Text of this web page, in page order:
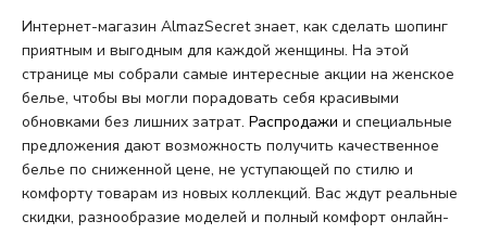
Интернет-магазин AlmazSecret знает, как сделать шопинг
приятным и выгодным для каждой женщины. На этой
странице мы собрали самые интересные акции на женское
белье, чтобы вы могли порадовать себя красивыми
обновками без лишних затрат. Распродажи и специальные
предложения дают возможность получить качественное
белье по сниженной цене, не уступающей по стилю и
комфорту товарам из новых коллекций. Вас ждут реальные
скидки, разнообразие моделей и полный комфорт онлайн-